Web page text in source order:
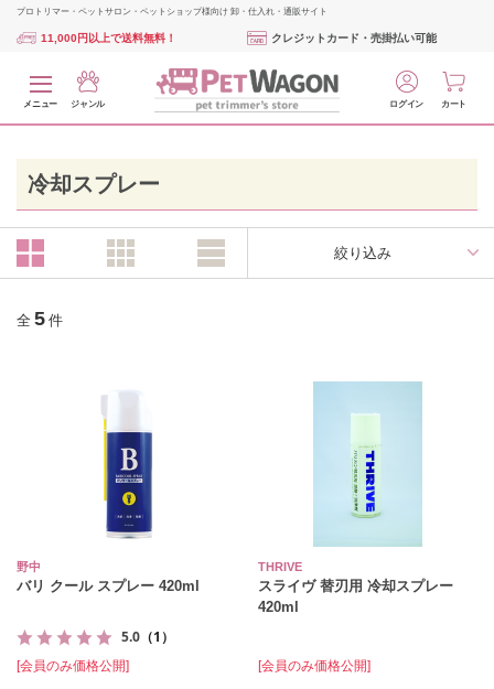
プロトリマー・ペットサロン・ペットショップ様向け 卸・仕入れ・通販サイト
11,000円以上で送料無料！ クレジットカード・売掛払い可能
メニュー ジャンル ログイン カート
冷却スプレー
絞り込み
全 5 件
野中
バリ クール スプレー 420ml
5.0 （1）
[会員のみ価格公開]
THRIVE
スライヴ 替刃用 冷却スプレー
420ml
[会員のみ価格公開]